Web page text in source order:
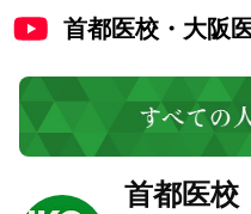
首都医校・大阪
首都医校